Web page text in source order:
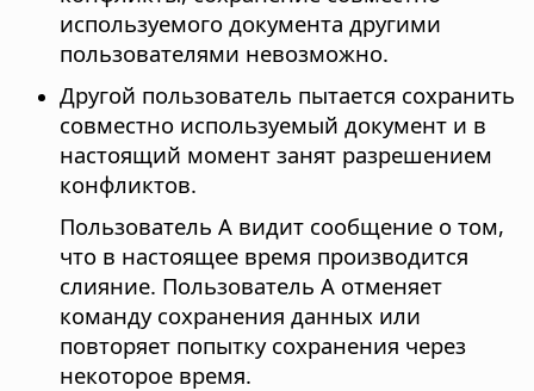
используемого документа другими
пользователями невозможно.
Другой пользователь пытается сохранить
совместно используемый документ и в
настоящий момент занят разрешением
конфликтов.
Пользователь А видит сообщение о том,
что в настоящее время производится
слияние. Пользователь А отменяет
команду сохранения данных или
повторяет попытку сохранения через
некоторое время.